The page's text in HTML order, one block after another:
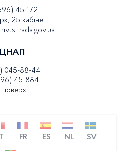
45-172
25 кабінет
rada.gov.ua
ЦНАП
045-88-44
45-884
поверх
FR ES NL SV